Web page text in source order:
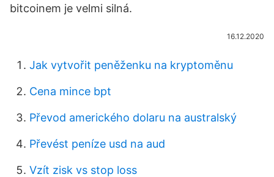
bitcoinem je velmi silná.
16.12.2020
Jak vytvořit peněženku na kryptoměnu
Cena mince bpt
Převod amerického dolaru na australský
Převést peníze usd na aud
Vzít zisk vs stop loss